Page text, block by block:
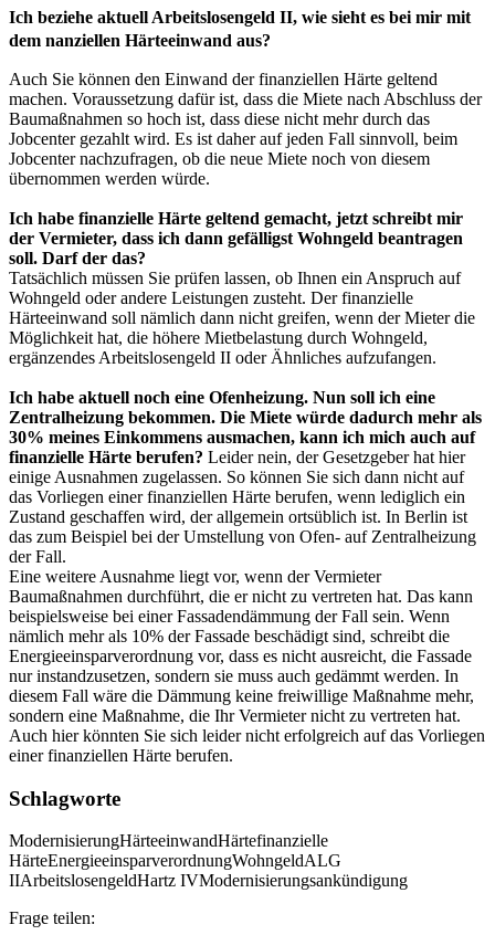
Ich beziehe aktuell Arbeitslosengeld II, wie sieht es bei mir mit
dem nanziellen Härteeinwand aus?
Auch Sie können den Einwand der finanziellen Härte geltend
machen. Voraussetzung dafür ist, dass die Miete nach Abschluss der
Baumaßnahmen so hoch ist, dass diese nicht mehr durch das
Jobcenter gezahlt wird. Es ist daher auf jeden Fall sinnvoll, beim
Jobcenter nachzufragen, ob die neue Miete noch von diesem
übernommen werden würde.
Ich habe finanzielle Härte geltend gemacht, jetzt schreibt mir
der Vermieter, dass ich dann gefälligst Wohngeld beantragen
soll. Darf der das?
Tatsächlich müssen Sie prüfen lassen, ob Ihnen ein Anspruch auf
Wohngeld oder andere Leistungen zusteht. Der finanzielle
Härteeinwand soll nämlich dann nicht greifen, wenn der Mieter die
Möglichkeit hat, die höhere Mietbelastung durch Wohngeld,
ergänzendes Arbeitslosengeld II oder Ähnliches aufzufangen.
Ich habe aktuell noch eine Ofenheizung. Nun soll ich eine
Zentralheizung bekommen. Die Miete würde dadurch mehr als
30% meines Einkommens ausmachen, kann ich mich auch auf
finanzielle Härte berufen? Leider nein, der Gesetzgeber hat hier
einige Ausnahmen zugelassen. So können Sie sich dann nicht auf
das Vorliegen einer finanziellen Härte berufen, wenn lediglich ein
Zustand geschaffen wird, der allgemein ortsüblich ist. In Berlin ist
das zum Beispiel bei der Umstellung von Ofen- auf Zentralheizung
der Fall.
Eine weitere Ausnahme liegt vor, wenn der Vermieter
Baumaßnahmen durchführt, die er nicht zu vertreten hat. Das kann
beispielsweise bei einer Fassadendämmung der Fall sein. Wenn
nämlich mehr als 10% der Fassade beschädigt sind, schreibt die
Energieeinsparverordnung vor, dass es nicht ausreicht, die Fassade
nur instandzusetzen, sondern sie muss auch gedämmt werden. In
diesem Fall wäre die Dämmung keine freiwillige Maßnahme mehr,
sondern eine Maßnahme, die Ihr Vermieter nicht zu vertreten hat.
Auch hier könnten Sie sich leider nicht erfolgreich auf das Vorliegen
einer finanziellen Härte berufen.
Schlagworte
ModernisierungHärteeinwandHärtefinanzielle
HärteEnergieeinsparverordnungWohngeldALG
IIArbeitslosengeldHartz IVModernisierungsankündigung
Frage teilen: